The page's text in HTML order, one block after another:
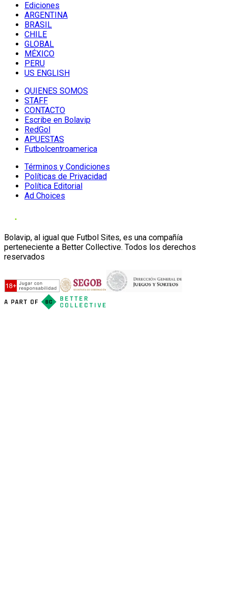
Ediciones
ARGENTINA
BRASIL
CHILE
GLOBAL
MÉXICO
PERU
US ENGLISH
QUIENES SOMOS
STAFF
CONTACTO
Escribe en Bolavip
RedGol
APUESTAS
Futbolcentroamerica
Términos y Condiciones
Políticas de Privacidad
Política Editorial
Ad Choices
Bolavip, al igual que Futbol Sites, es una compañía
perteneciente a Better Collective. Todos los derechos
reservados